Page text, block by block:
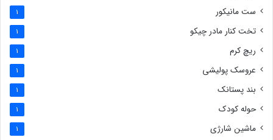
ست مانیکور 1
تخت کنار مادر چیکو 1
ریچ کرم 1
عروسک پولیشی 1
بند پستانک 1
حوله کودک 1
ماشین شارژی 1